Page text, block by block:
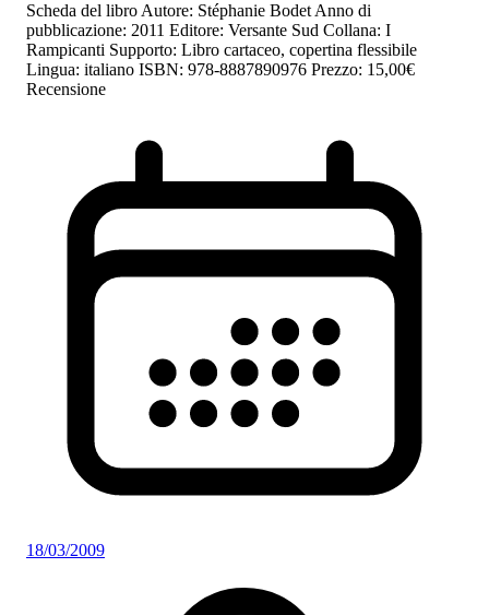
Scheda del libro Autore: Stéphanie Bodet Anno di
pubblicazione: 2011 Editore: Versante Sud Collana: I
Rampicanti Supporto: Libro cartaceo, copertina flessibile
Lingua: italiano ISBN: 978-8887890976 Prezzo: 15,00€
Recensione
18/03/2009